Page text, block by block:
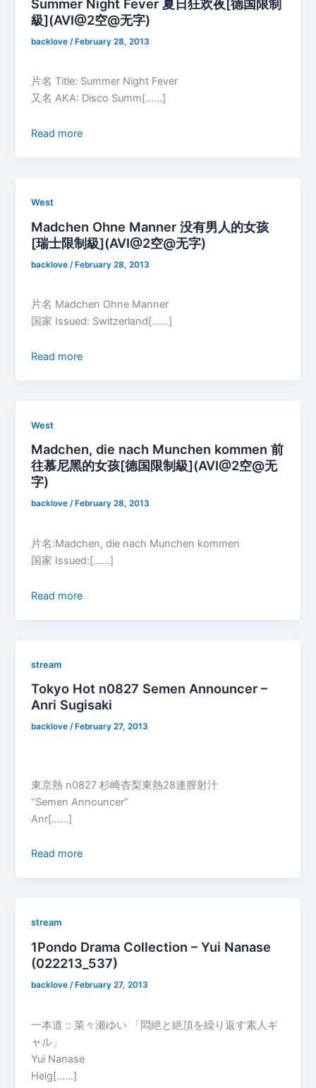
Summer Night Fever 夏日狂欢夜[德国限制
級](AVI@2空@无字)
backlove /February 28, 2013
片名 Title: Summer Night Fever
又名 AKA: Disco Summ[……]
Read more
West
Madchen Ohne Manner 没有男人的女孩
[瑞士限制級](AVI@2空@无字)
backlove /February 28, 2013
片名 Madchen Ohne Manner
国家 Issued: Switzerland[……]
Read more
West
Madchen, die nach Munchen kommen 前
往慕尼黑的女孩[德国限制級](AVI@2空@无
字)
backlove/ February 28, 2013
片名:Madchen, die nach Munchen kommen
国家 Issued:[……]
Read more
stream
Tokyo Hot n0827 Semen Announcer –
Anri Sugisaki
backlove/ February 27, 2013
東京熱 n0827 杉崎杏梨東熱28連膣射汁
“Semen Announcer”
Anr[……]
Read more
stream
1Pondo Drama Collection – Yui Nanase
(022213_537)
backlove /February 27, 2013
一本道 :: 菜々瀬ゆい 「悶絶と絶頂を繰り返す素人ギ
ャル」
Yui Nanase
Heig[……]